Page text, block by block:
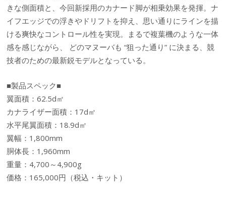
きな側面積と、今回新採用のカナード脚が相乗効果を発揮。ナ
イフエッジでの浮きやドリフトを抑え、思い通りにラインを描
ける爽快なコントロール性を実現。まるで複葉機のような一体
感を感じながら、 どのマヌーバも “狙った通り” に決まる、競
技者のための最新鋭モデルとなっている。
■製品スペック■
翼面積：62.5d㎡
カナライザー面積：17d㎡
水平尾翼面積：18.9d㎡
翼幅：1,800mm
胴体長：1,960mm
重量：4,700～4,900g
価格：165,000円（税込・キット）